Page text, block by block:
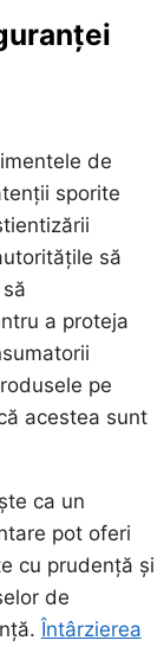
de
sporite
să
a proteja
pe
acestea sunt
ca un
pot oferi
cu prudență și
de
Întârzierea